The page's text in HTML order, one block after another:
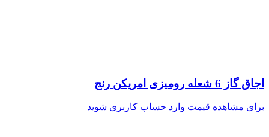
اجاق گاز 6 شعله رومیزی امریکن رنج
برای مشاهده قیمت وارد حساب کاربری شوید